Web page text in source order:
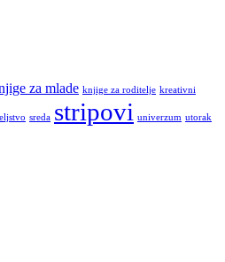
za mlade knjige za roditelje kreativni
sreda stripovi univerzum utorak